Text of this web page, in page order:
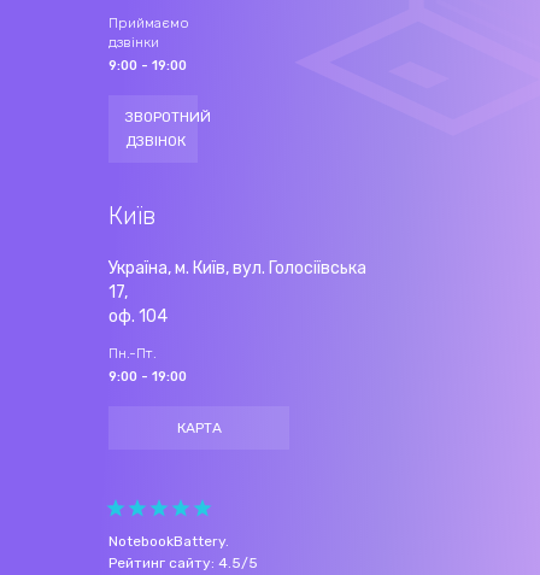
Приймаємо
дзвінки
9:00 - 19:00
ЗВОРОТНИЙ
ДЗВІНОК
Київ
Україна, м. Київ, вул. Голосіївська
17,
оф. 104
Пн.-Пт.
9:00 - 19:00
КАРТА
NotebookBattery.
Рейтинг сайту: 4.5/5